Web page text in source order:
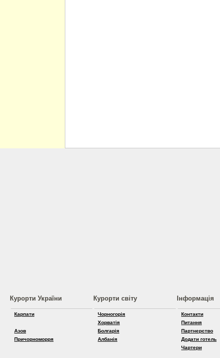
Курорти України
Карпати
Азов
Причорноморря
Курорти світу
Чорногорія
Хорватія
Болгарія
Албанія
Інформація
Контакти
Питання
Партнерство
Додати готель
Чартери